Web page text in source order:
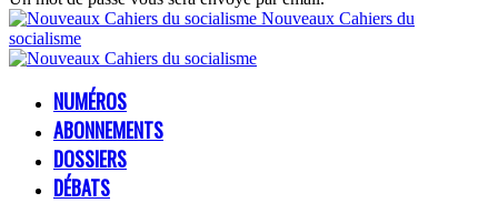
Nouveaux Cahiers du
socialisme
NUMÉROS
ABONNEMENTS
DOSSIERS
DÉBATS